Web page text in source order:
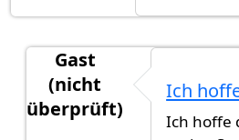
Gast
(nicht
überprüft)
Es dauert
Ich
Ich hoffe